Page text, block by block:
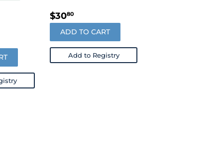
REGULAR
PRICE
$3080
ADD TO CART
Add to Registry